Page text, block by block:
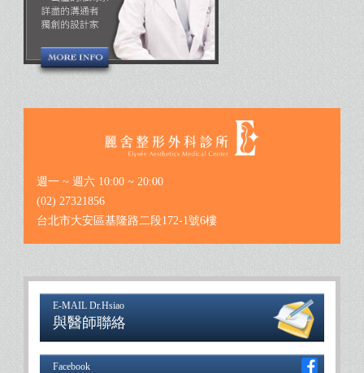
週一 ~ 週六 10:00 ~ 20:00
(02) 27321856
台北市大安區基隆路二段172-1號6樓
E-MAIL Dr.Hsiao
與醫師聯絡
Facebook